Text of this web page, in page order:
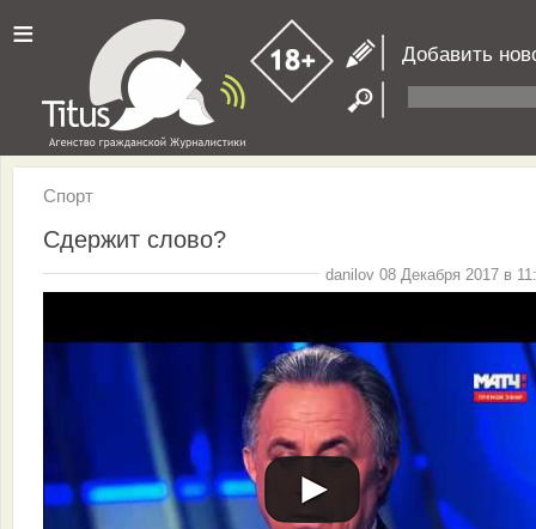
≡ Добавить
Спорт
Сдержит слово?
danilov 08 Декабря 2017 в